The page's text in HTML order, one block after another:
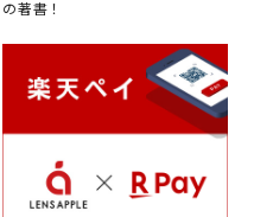
の著書！